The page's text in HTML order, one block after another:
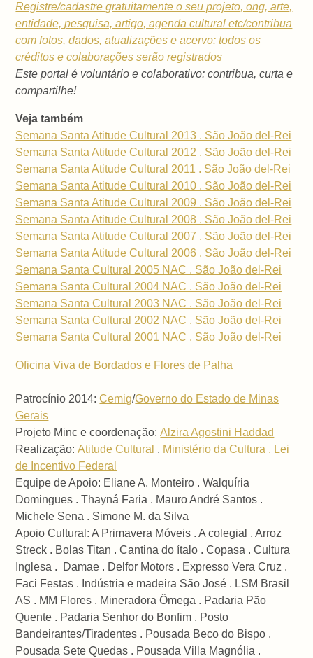
Registre/cadastre gratuitamente o seu projeto, ong, arte,
entidade, pesquisa, artigo, agenda cultural etc/contribua
com fotos, dados, atualizações e acervo: todos os
créditos e colaborações serão registrados
Este portal é voluntário e colaborativo: contribua, curta e
compartilhe!
Veja também
Semana Santa Atitude Cultural 2013 . São João del-Rei
Semana Santa Atitude Cultural 2012 . São João del-Rei
Semana Santa Atitude Cultural 2011 . São João del-Rei
Semana Santa Atitude Cultural 2010 . São João del-Rei
Semana Santa Atitude Cultural 2009 . São João del-Rei
Semana Santa Atitude Cultural 2008 . São João del-Rei
Semana Santa Atitude Cultural 2007 . São João del-Rei
Semana Santa Atitude Cultural 2006 . São João del-Rei
Semana Santa Cultural 2005 NAC . São João del-Rei
Semana Santa Cultural 2004 NAC . São João del-Rei
Semana Santa Cultural 2003 NAC . São João del-Rei
Semana Santa Cultural 2002 NAC . São João del-Rei
Semana Santa Cultural 2001 NAC . São João del-Rei
Oficina Viva de Bordados e Flores de Palha
Patrocínio 2014:Cemig/Governo do Estado de Minas
Gerais
Projeto Minc e coordenação:Alzira Agostini Haddad
Realização:Atitude Cultural . Ministério da Cultura . Lei
de Incentivo Federal
Equipe de Apoio: Eliane A. Monteiro . Walquíria
Domingues . Thayná Faria . Mauro André Santos .
Michele Sena . Simone M. da Silva
Apoio Cultural: A Primavera Móveis . A colegial . Arroz
Streck . Bolas Titan . Cantina do ítalo . Copasa . Cultura
Inglesa . Damae . Delfor Motors . Expresso Vera Cruz .
Faci Festas . Indústria e madeira São José . LSM Brasil
AS . MM Flores . Mineradora Ômega . Padaria Pão
Quente . Padaria Senhor do Bonfim . Posto
Bandeirantes/Tiradentes . Pousada Beco do Bispo .
Pousada Sete Quedas . Pousada Villa Magnólia .